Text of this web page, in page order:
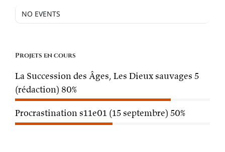
NO EVENTS
Projets en cours
La Succession des Âges, Les Dieux sauvages 5
(rédaction) 80%
Procrastination s11e01 (15 septembre) 50%